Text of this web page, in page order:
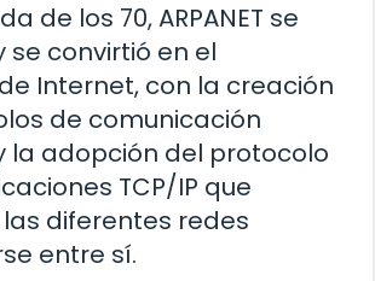
de los 70, ARPANET se
se convirtió en el
Internet, con la creación
de comunicación
la adopción del protocolo
TCP/IP que
diferentes redes
entre sí.